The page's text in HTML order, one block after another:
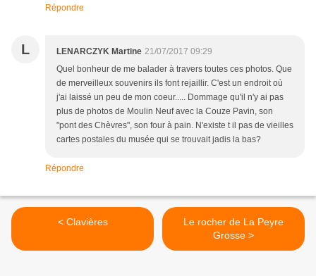
Répondre
L LENARCZYK Martine 21/07/2017 09:29
Quel bonheur de me balader à travers toutes ces photos. Que
de merveilleux souvenirs ils font rejaillir. C'est un endroit où
j'ai laissé un peu de mon coeur..... Dommage qu'il n'y ai pas
plus de photos de Moulin Neuf avec la Couze Pavin, son
"pont des Chèvres", son four à pain. N'existe t il pas de vieilles
cartes postales du musée qui se trouvait jadis la bas?
Répondre
< Clavières
Le rocher de La Peyre
Grosse >